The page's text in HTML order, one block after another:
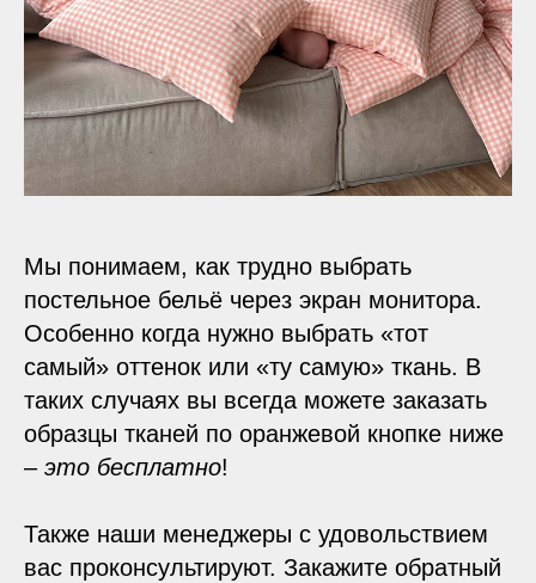
Мы понимаем, как трудно выбрать
постельное бельё через экран монитора.
Особенно когда нужно выбрать «тот
самый» оттенок или «ту самую» ткань. В
таких случаях вы всегда можете заказать
образцы тканей по оранжевой кнопке ниже
– это бесплатно!
Также наши менеджеры с удовольствием
вас проконсультируют. Закажите обратный